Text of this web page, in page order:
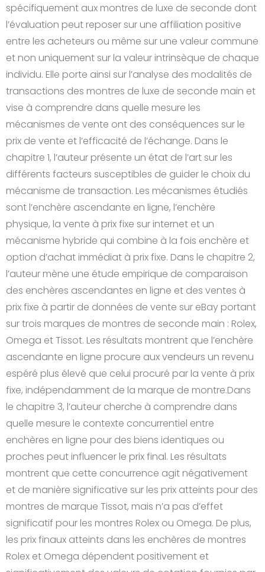
spécifiquement aux montres de luxe de seconde dont
l’évaluation peut reposer sur une affiliation positive
entre les acheteurs ou même sur une valeur commune
et non uniquement sur la valeur intrinsèque de chaque
individu. Elle porte ainsi sur l’analyse des modalités de
transactions des montres de luxe de seconde main et
vise à comprendre dans quelle mesure les
mécanismes de vente ont des conséquences sur le
prix de vente et l’efficacité de l’échange. Dans le
chapitre 1, l’auteur présente un état de l’art sur les
différents facteurs susceptibles de guider le choix du
mécanisme de transaction. Les mécanismes étudiés
sont l’enchère ascendante en ligne, l’enchère
physique, la vente à prix fixe sur internet et un
mécanisme hybride qui combine à la fois enchère et
option d’achat immédiat à prix fixe. Dans le chapitre 2,
l’auteur mène une étude empirique de comparaison
des enchères ascendantes en ligne et des ventes à
prix fixe à partir de données de vente sur eBay portant
sur trois marques de montres de seconde main : Rolex,
Omega et Tissot. Les résultats montrent que l’enchère
ascendante en ligne procure aux vendeurs un revenu
espéré plus élevé que celui procuré par la vente à prix
fixe, indépendamment de la marque de montre.Dans
le chapitre 3, l’auteur cherche à comprendre dans
quelle mesure le contexte concurrentiel entre
enchères en ligne pour des biens identiques ou
proches peut influencer le prix final. Les résultats
montrent que cette concurrence agit négativement
et de manière significative sur les prix atteints pour des
montres de marque Tissot, mais n’a pas d’effet
significatif pour les montres Rolex ou Omega. De plus,
les prix finaux atteints dans les enchères de montres
Rolex et Omega dépendent positivement et